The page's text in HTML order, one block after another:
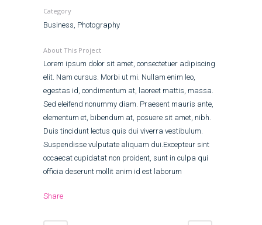
Category
Business, Photography
About This Project
Lorem ipsum dolor sit amet, consectetuer adipiscing
elit. Nam cursus. Morbi ut mi. Nullam enim leo,
egestas id, condimentum at, laoreet mattis, massa.
Sed eleifend nonummy diam. Praesent mauris ante,
elementum et, bibendum at, posuere sit amet, nibh.
Duis tincidunt lectus quis dui viverra vestibulum.
Suspendisse vulputate aliquam dui.Excepteur sint
occaecat cupidatat non proident, sunt in culpa qui
officia deserunt mollit anim id est laborum
Share